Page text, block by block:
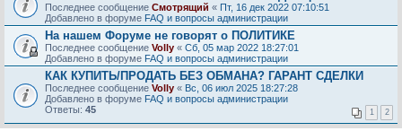
Последнее сообщение Смотрящий « Пт, 16 дек 2022 07:10:51
Добавлено в форуме FAQ и вопросы администрации
На нашем Форуме не говорят о ПОЛИТИКЕ
Последнее сообщение Volly « Сб, 05 мар 2022 18:27:01
Добавлено в форуме FAQ и вопросы администрации
КАК КУПИТЬ/ПРОДАТЬ БЕЗ ОБМАНА? ГАРАНТ СДЕЛКИ
Последнее сообщение Volly « Вс, 06 июл 2025 18:27:28
Добавлено в форуме FAQ и вопросы администрации
Ответы: 45 1 2